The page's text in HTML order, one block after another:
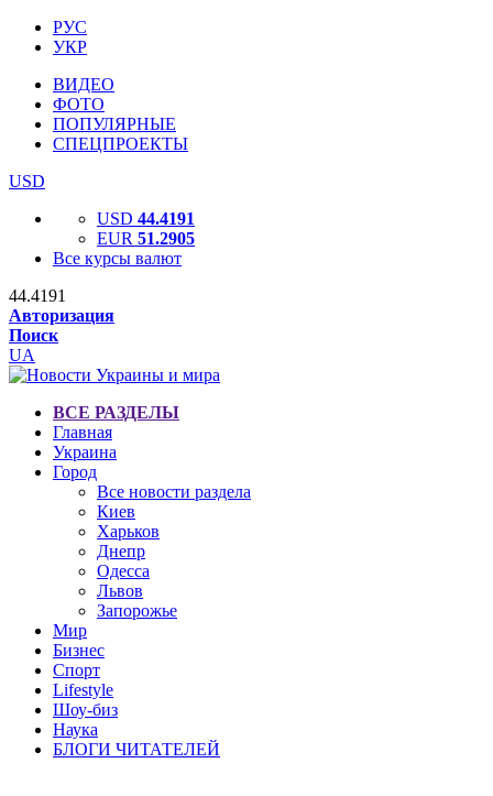
РУС
УКР
ВИДЕО
ФОТО
ПОПУЛЯРНЫЕ
СПЕЦПРОЕКТЫ
USD
USD 44.4191
EUR 51.2905
Все курсы валют
44.4191
Авторизация
Поиск
UA
ВСЕ РАЗДЕЛЫ
Главная
Украина
Город
Все новости раздела
Киев
Харьков
Днепр
Одесса
Львов
Запорожье
Мир
Бизнес
Спорт
Lifestyle
Шоу-биз
Наука
БЛОГИ ЧИТАТЕЛЕЙ